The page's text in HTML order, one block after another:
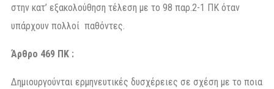
στην κατ’ εξακολούθηση τέλεση με το 98 παρ.2-1 ΠΚ όταν
υπάρχουν πολλοί παθόντες.
Άρθρο 469 ΠΚ :
Δημιουργούνται ερμηνευτικές δυσχέρειες σε σχέση με το ποια